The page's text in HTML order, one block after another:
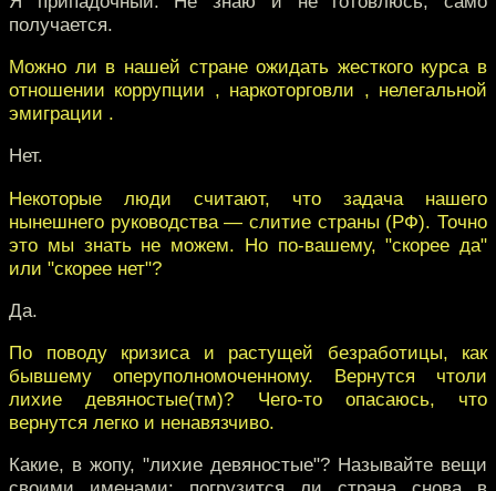
получается.
Можно ли в нашей стране ожидать жесткого курса в
отношении коррупции , наркоторговли , нелегальной
эмиграции .
Нет.
Некоторые люди считают, что задача нашего
нынешнего руководства — слитие страны (РФ). Точно
это мы знать не можем. Но по-вашему, "скорее да"
или "скорее нет"?
Да.
По поводу кризиса и растущей безработицы, как
бывшему оперуполномоченному. Вернутся чтоли
лихие девяностые(тм)? Чего-то опасаюсь, что
вернутся легко и ненавязчиво.
Какие, в жопу, "лихие девяностые"? Называйте вещи